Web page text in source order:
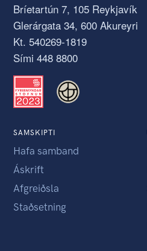
Bríetartún 7, 105 Reykjavík
Glerárgata 34, 600 Akureyri
Kt. 540269-1819
Sími 448 8800
SAMSKIPTI
Hafa samband
Áskrift
Afgreiðsla
Staðsetning